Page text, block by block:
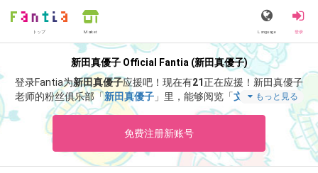
トップ Market Language 登录
新田真優子 Official Fantia (新田真優子)
登录Fantia为新田真優子应援吧！ 现在有21正在应援！ 新田真優子
老师的粉丝俱乐部「新田真優子 」里，能够阅览「文章書く仕事し
た。」等特别内容。
もっと見る
免费注册新账号